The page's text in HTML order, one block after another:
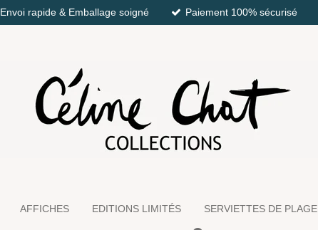
Envoi rapide & Emballage soigné Paiement 100% sécurisé
AFFICHES EDITIONS LIMITÉS SERVIETTES DE PLAGE